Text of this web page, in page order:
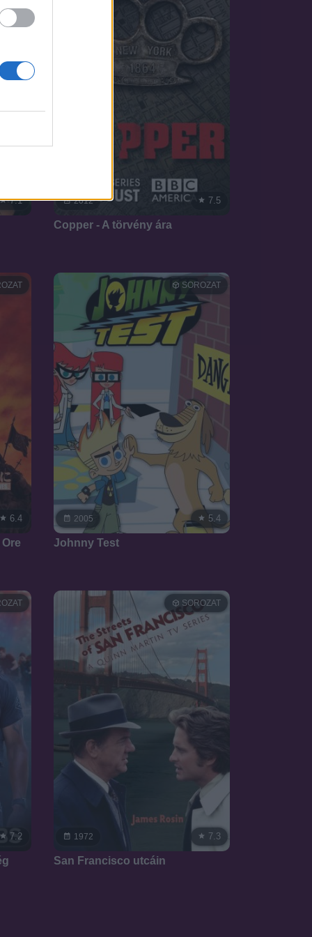
7.1 2012 7.5
Copper - A törvény ára
6.4 2005
SOROZAT
5.4
Johnny Test
7.2 1972
SOROZAT
7.3
San Francisco utcáin